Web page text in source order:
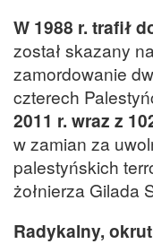
W 1988 r. trafił
został skazany
zamordowanie
czterech
2011 r. wraz z
w zamian za
palestyńskich
żołnierza Gilada
Radykalny,